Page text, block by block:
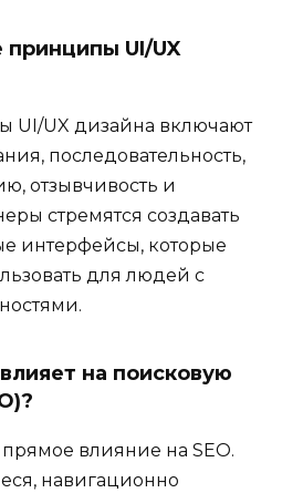
UI/UX
UI/UX дизайна включают
последовательность,
отзывчивость и
стремятся создавать
интерфейсы, которые
для людей с
на поисковую
влияние на SEO.
навигационно